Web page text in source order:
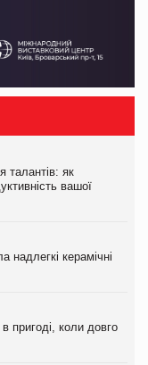
талантів: як
вашої
надлегкі керамічні
пригоді, коли довго